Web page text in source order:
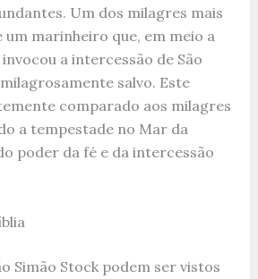
Um dos milagres mais
um marinheiro que, em meio a
a intercessão de São
salvo. Este
comparado aos milagres
a tempestade no Mar da
poder da fé e da intercessão
Simão Stock podem ser vistos